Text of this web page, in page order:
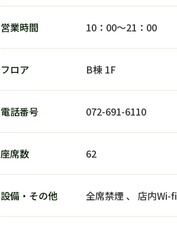
営業時間 10：00〜21：00
フロア B棟 1F
電話番号 072-691-6110
座席数 62
設備・その他​ 全席禁煙 、 店内Wi-fi